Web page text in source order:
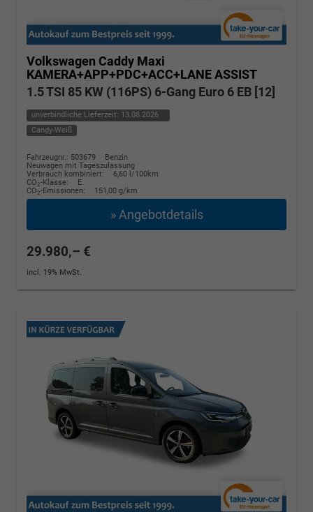
Volkswagen Caddy Maxi
KAMERA+APP+PDC+ACC+LANE ASSIST
1.5 TSI 85 KW (116PS) 6-Gang Euro 6 EB [12]
unverbindliche Lieferzeit: 13.08.2026
Candy-Weiß
Fahrzeugnr.: 503679
Benzin
Neuwagen mit Tageszulassung
Verbrauch kombiniert:
6,60 l/100km
CO2-Klasse:
E
CO2-Emissionen: 151,00 g/km
» Angebotdetails
29.980,– €
incl. 19% MwSt.